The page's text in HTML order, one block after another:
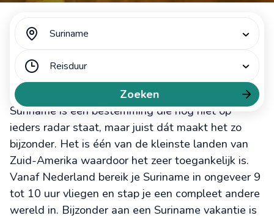
Suriname
Reisduur
Zoeken
Suriname vakantie
Suriname is een bestemming die nog niet op
ieders radar staat, maar juist dát maakt het zo
bijzonder. Het is één van de kleinste landen van
Zuid-Amerika waardoor het zeer toegankelijk is.
Vanaf Nederland bereik je Suriname in ongeveer 9
tot 10 uur vliegen en stap je een compleet andere
wereld in. Bijzonder aan een Suriname vakantie is